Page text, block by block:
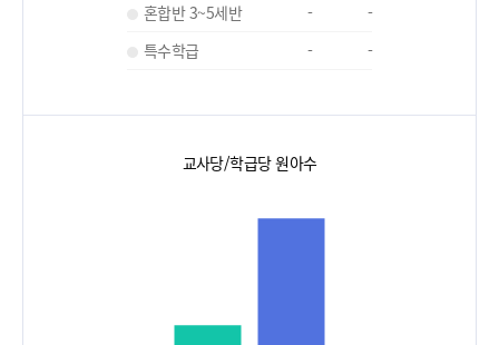
혼합반 3~5세반
-
-
특수학급
- -
교사당/학급당 원아수